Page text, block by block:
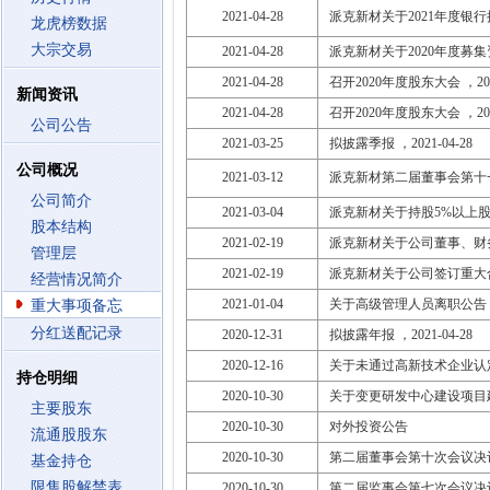
龙虎榜数据
大宗交易
新闻资讯
公司公告
公司概况
公司简介
股本结构
管理层
经营情况简介
重大事项备忘
分红送配记录
持仓明细
主要股东
流通股股东
基金持仓
2021-04-28 派克新材关于2021年度银
2021-04-28
派克新材关于2020年度募
2021-04-28
召开2020年度股东大会 ，
2021-04-28
召开2020年度股东大会 ，
2021-03-25
拟披露季报 ，2021-04-28
2021-03-12 派克新材第二届董事会第
2021-03-04
派克新材关于持股5%以上
2021-02-19
派克新材关于公司董事、
2021-02-19
派克新材关于公司签订重
2021-01-04
关于高级管理人员离职公告
2020-12-31
拟披露年报 ，2021-04-28
2020-12-16
关于未通过高新技术企业
2020-10-30
关于变更研发中心建设项
2020-10-30
对外投资公告
2020-10-30
第二届董事会第十次会议决